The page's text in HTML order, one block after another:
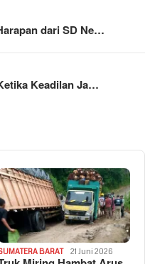
dari SD Ne…
Keadilan Ja…
BARAT 21 Juni 2026